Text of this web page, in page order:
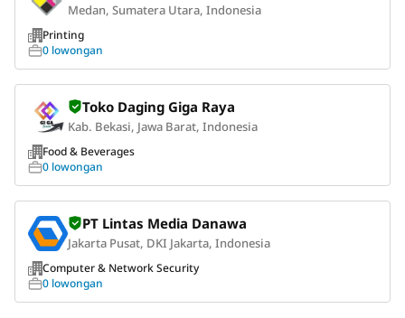
Medan, Sumatera Utara, Indonesia
Printing
0 lowongan
Toko Daging Giga Raya
Kab. Bekasi, Jawa Barat, Indonesia
Food & Beverages
0 lowongan
PT Lintas Media Danawa
Jakarta Pusat, DKI Jakarta, Indonesia
Computer & Network Security
0 lowongan